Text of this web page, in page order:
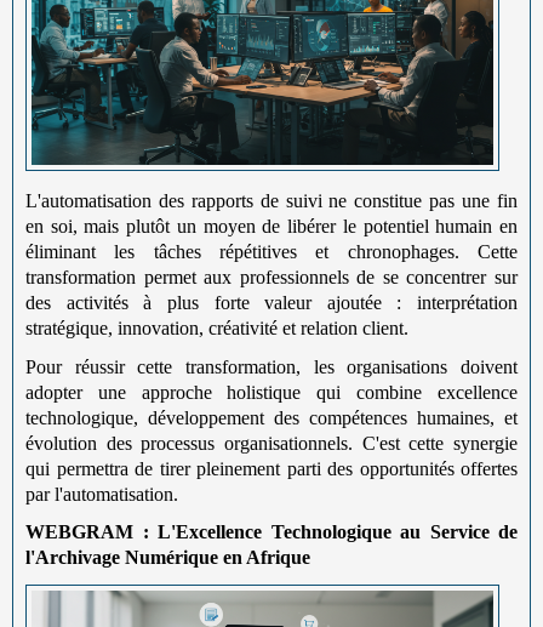
L'automatisation des rapports de suivi ne constitue pas une fin
en soi, mais plutôt un moyen de libérer le potentiel humain en
éliminant les tâches répétitives et chronophages. Cette
transformation permet aux professionnels de se concentrer sur
des activités à plus forte valeur ajoutée : interprétation
stratégique, innovation, créativité et relation client.
Pour réussir cette transformation, les organisations doivent
adopter une approche holistique qui combine excellence
technologique, développement des compétences humaines, et
évolution des processus organisationnels. C'est cette synergie
qui permettra de tirer pleinement parti des opportunités offertes
par l'automatisation.
WEBGRAM : L'Excellence Technologique au Service de
l'Archivage Numérique en Afrique